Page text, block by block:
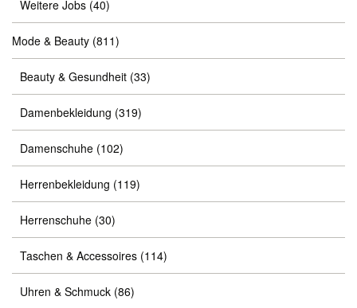
Weitere Jobs (40)
Mode & Beauty (811)
Beauty & Gesundheit (33)
Damenbekleidung (319)
Damenschuhe (102)
Herrenbekleidung (119)
Herrenschuhe (30)
Taschen & Accessoires (114)
Uhren & Schmuck (86)